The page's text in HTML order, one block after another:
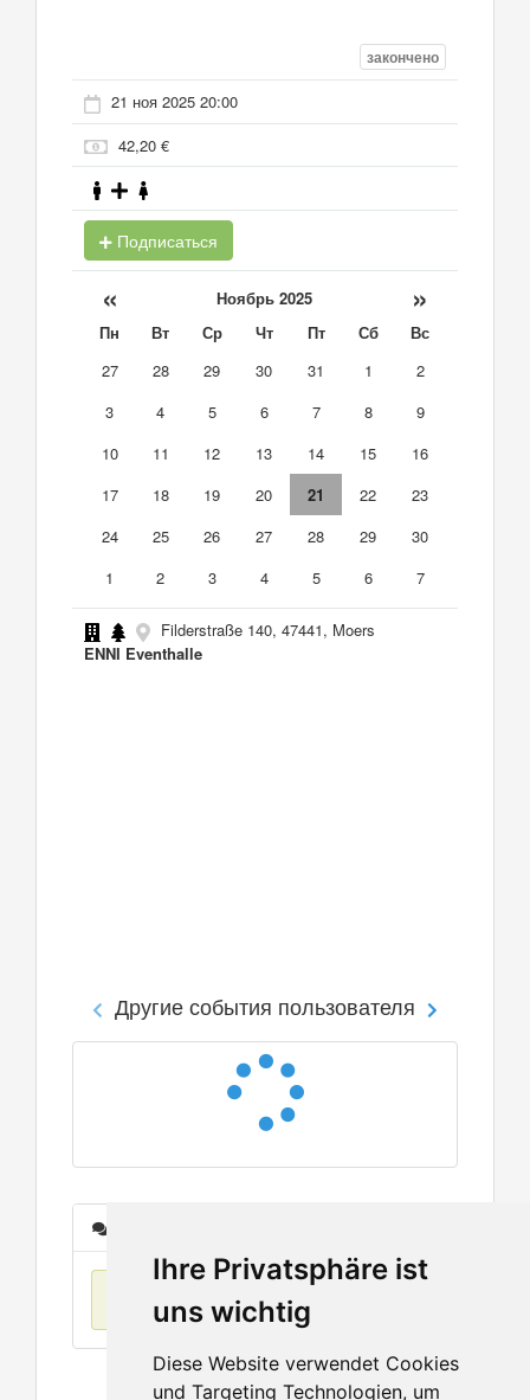
Ihre Privatsphäre ist
uns wichtig
Diese Website verwendet Cookies
und Targeting Technologien, um
закончено
21 ноя 2025 20:00
42,20 €
Подписаться
« Ноябрь 2025 »
Пн Вт Ср Чт Пт Сб
Вс
27
28 29 30 31 1
2
3
4 5 6 7 8
9
10
11 12 13 14 15
16
17
18 19 20 21 22
23
24
25 26 27 28 29
30
1
2 3 4 5 6 7
Filderstraße 140, 47441, Moers
ENNI Eventhalle
Другие события пользователя